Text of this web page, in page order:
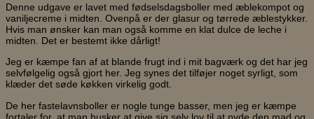
Denne udgave er lavet med fødselsdagsboller med æblekompot og
vaniljecreme i midten. Ovenpå er der glasur og tørrede æblestykker.
Hvis man ønsker kan man også komme en klat dulce de leche i
midten. Det er bestemt ikke dårligt!
Jeg er kæmpe fan af at blande frugt ind i mit bagværk og det har jeg
selvfølgelig også gjort her. Jeg synes det tilføjer noget syrligt, som
klæder det søde køkken virkelig godt.
De her fastelavnsboller er nogle tunge basser, men jeg er kæmpe
fortaler for, at man husker at give sig selv lov til at nyde den mad og